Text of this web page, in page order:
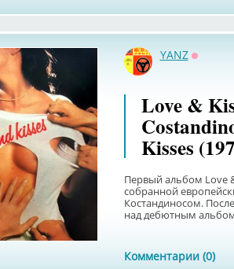
YANZ
Love &
Kisses
Первый альбом Love
собранной
Костандиносом.
над дебютным
Комментарии (0)